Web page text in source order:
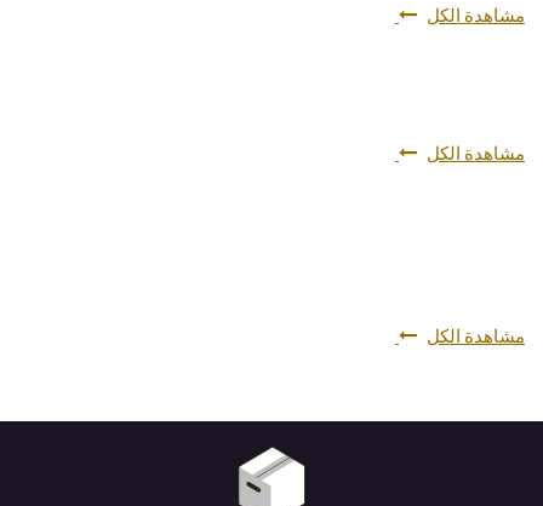
مشاهدة الكل
مشاهدة الكل
مشاهدة الكل